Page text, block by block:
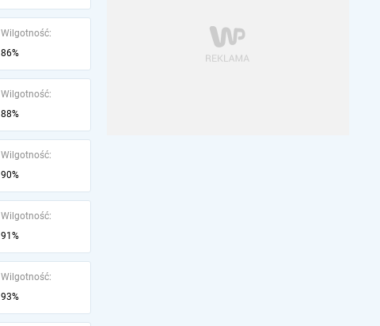
Wilgotność:
86%
Wilgotność:
88%
Wilgotność:
90%
Wilgotność:
91%
Wilgotność:
93%